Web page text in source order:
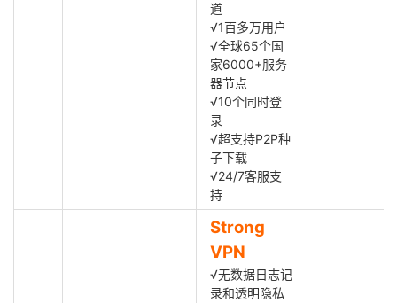
道
√1百多万用户
√全球65个国
家6000+服务
器节点
√10个同时登
录
√超支持P2P种
子下载
√24/7客服支
持
Strong
VPN
√无数据日志记
录和透明隐私